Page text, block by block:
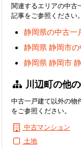
関連するエリアの中古
記事をご参照ください。
静岡県の中古一
静岡県 静岡市
静岡県 静岡市
川辺町の他
中古一戸建て以外の物
をご参照ください。
中古マンション
土地